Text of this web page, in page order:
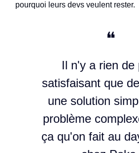
pourquoi leurs devs veulent rester.
❝
Il n'y a rien de
satisfaisant que
une solution
problème
ça qu'on fait au